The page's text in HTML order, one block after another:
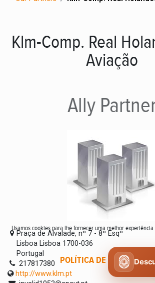
Klm-Comp. Real
Aviação
Ally
Praça de Alvalade, nº 7 - 8º Esqº
Lisboa Lisboa 1700-036
Portugal
217817380
http://www.klm.pt
Usamos cookies para lhe fornecer uma melhor
POLÍTICA DE COOKIES